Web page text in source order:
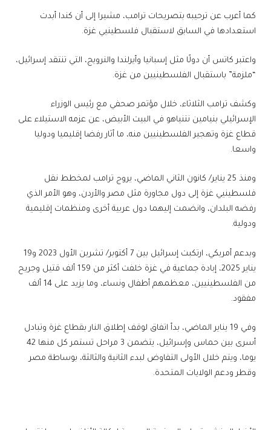
كما أعرب عن ترحيبه بتصريحات ترامب، مشيرا إلى أن كندا أبدت
استعدادها في السابق لاستقبال فلسطينيي غزة.
واعتبر كاتس أن دولًا مثل إسبانيا وأيرلندا والنرويج، التي تنتقد إسرائيل،
“ملزمة” باستقبال الفلسطينيين من غزة.
وكشف ترامب الثلاثاء، خلال مؤتمر صحفي مع رئيس الوزراء
الإسرائيلي بنيامين نتنياهو في البيت الأبيض، عن عزمه الاستيلاء على
قطاع غزة وتهجير الفلسطينيين منه، ما أثار رفضا إقليميا ودوليا
واسعا.
ومنذ 25 يناير/ كانون الثاني الماضي، يروج ترامب لمخطط نقل
فلسطينيي غزة إلى دول مجاورة مثل مصر والأردن، وهو الأمر الذي
رفضه البلدان، وانضمت إليهما دول عربية أخرى ومنظمات إقليمية
ودولية.
وبدعم أمريكي، ارتكبت إسرائيل بين 7 أكتوبر/ تشرين الأول 2023 و19
يناير 2025، إبادة جماعية في غزة خلفت أكثر من 159 ألف قتيل وجريح
من الفلسطينيين، معظمهم أطفال ونساء، وما يزيد على 14 ألف
مفقود.
وفي 19 يناير الماضي، بدأ اتفاق لوقف إطلاق النار بقطاع غزة وتبادل
أسرى بين حماس وإسرائيل، يتضمن 3 مراحل تستمر كل منها 42
يوما، ويتم خلال الأولى التفاوض لبدء الثانية والثالثة، بوساطة مصر
وقطر ودعم الولايات المتحدة.